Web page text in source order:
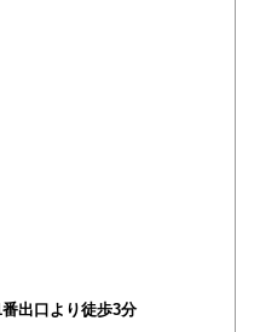
出口より徒歩3分